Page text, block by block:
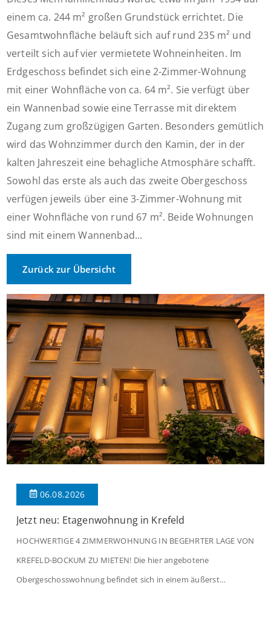
einem ca. 244 m² großen Grundstück errichtet. Die
Gesamtwohnfläche beläuft sich auf rund 235 m² und
verteilt sich auf vier vermietete Wohneinheiten. Im
Erdgeschoss befindet sich eine 2-Zimmer-Wohnung
mit einer Wohnfläche von ca. 64 m². Sie verfügt über
ein Wannenbad sowie eine Terrasse mit direktem
Zugang zum großzügigen Garten. Besonders gemütlich
wird das Wohnzimmer durch den Kamin, der in der
kalten Jahreszeit eine behagliche Atmosphäre schafft.
Sowohl das erste als auch das zweite Obergeschoss
verfügen jeweils über eine 3-Zimmer-Wohnung mit
einer Wohnfläche von rund 67 m². Beide Wohnungen
sind mit einem Wannenbad...
Zurück zur Übersicht
06.08.2026
Jetzt neu: Etagenwohnung in Krefeld
HOCHWERTIGE 4 ZIMMERWOHNUNG IN BEGEHRTER LAGE VON
KREFELD-BOCKUM ZU MIETEN! Die hier angebotene
Obergeschosswohnung befindet sich in einem äußerst